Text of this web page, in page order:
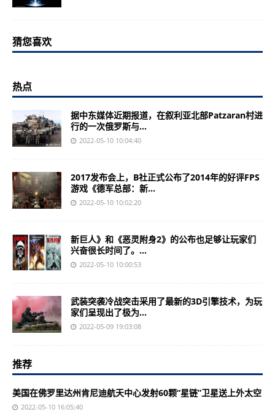
猜您喜欢
热点
据中东媒体近期报道，在叙利亚北部Patzaran村进
行的一次俄罗斯与...
2022-05-10 10:04:40
2017发布会上，B社正式公布了2014年的好评FPS
游戏《德军总部：新...
2022-05-10 10:02:20
新巨人》和《恶灵附身2》的公布也足够让玩家们
兴奋很长时间了。...
2022-05-10 10:00:53
武装突袭冷战突击采用了最新的3D引擎技术，为玩
家们呈现出了极为...
2022-05-09 19:03:08
推荐
美国在佛罗里达州肯尼迪航天中心发射60颗“星链”卫星送上外太空
2022-05-10 16:05:40